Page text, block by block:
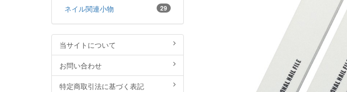
ネイル関連小物 29
当サイトについて
お問い合わせ
特定商取引法に基づく表記